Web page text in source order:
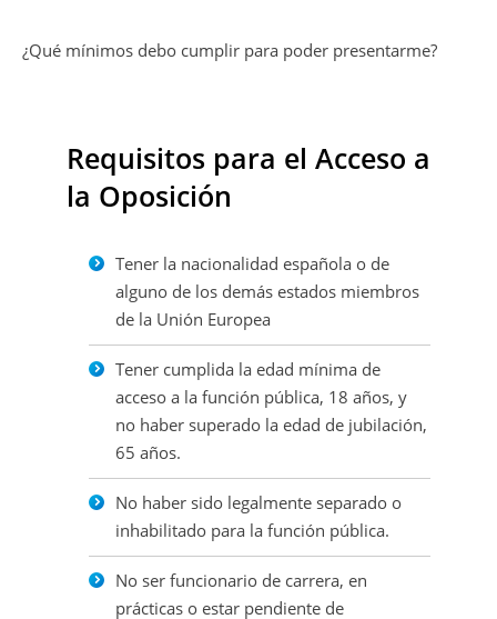
¿Qué mínimos debo cumplir para poder presentarme?
Requisitos para el Acceso a
la Oposición
Tener la nacionalidad española o de
alguno de los demás estados miembros
de la Unión Europea
Tener cumplida la edad mínima de
acceso a la función pública, 18 años, y
no haber superado la edad de jubilación,
65 años.
No haber sido legalmente separado o
inhabilitado para la función pública.
No ser funcionario de carrera, en
prácticas o estar pendiente de